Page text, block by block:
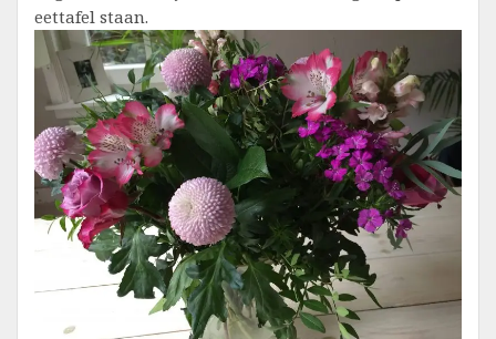
eettafel staan.